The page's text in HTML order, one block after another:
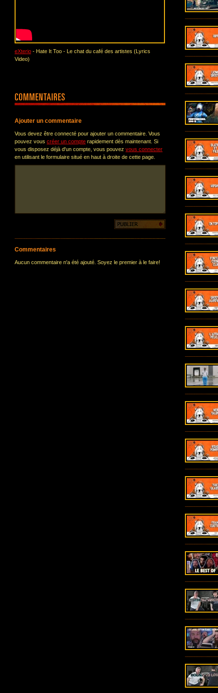
eXterio - Hate It Too - Le chat du café des artistes (Lyrics
Video)
Ajouter un commentaire
Vous devez être connecté pour ajouter un commentaire. Vous
pouvez vous créer un compte rapidement dès maintenant. Si
vous disposez déjà d'un compte, vous pouvez vous connecter
en utilisant le formulaire situé en haut à droite de cette page.
Commentaires
Aucun commentaire n'a été ajouté. Soyez le premier à le faire!